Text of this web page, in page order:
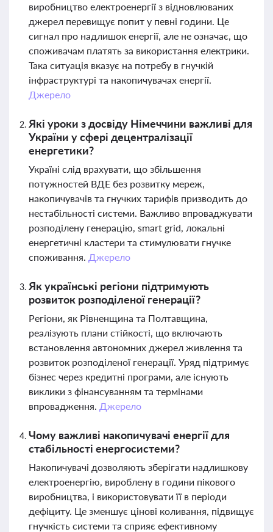
виробництво електроенергії з відновлюваних
джерел перевищує попит у певні години. Це
сигнал про надлишок енергії, але не означає, що
споживачам платять за використання електрики.
Така ситуація вказує на потребу в гнучкій
інфраструктурі та накопичувачах енергії.
Джерело
Які уроки з досвіду Німеччини важливі для
України у сфері децентралізації
енергетики?
Україні слід врахувати, що збільшення
потужностей ВДЕ без розвитку мереж,
накопичувачів та гнучких тарифів призводить до
нестабільності системи. Важливо впроваджувати
розподілену генерацію, smart grid, локальні
енергетичні кластери та стимулювати гнучке
споживання. Джерело
Як українські регіони підтримують
розвиток розподіленої генерації?
Регіони, як Рівненщина та Полтавщина,
реалізують плани стійкості, що включають
встановлення автономних джерел живлення та
розвиток розподіленої генерації. Уряд підтримує
бізнес через кредитні програми, але існують
виклики з фінансуванням та термінами
впровадження. Джерело
Чому важливі накопичувачі енергії для
стабільності енергосистеми?
Накопичувачі дозволяють зберігати надлишкову
електроенергію, вироблену в години пікового
виробництва, і використовувати її в періоди
дефіциту. Це зменшує цінові коливання, підвищує
гнучкість системи та сприяє ефективному